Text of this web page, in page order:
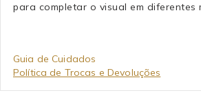
para completar o visual em diferentes
Guia de Cuidados
Política de Trocas e Devoluções